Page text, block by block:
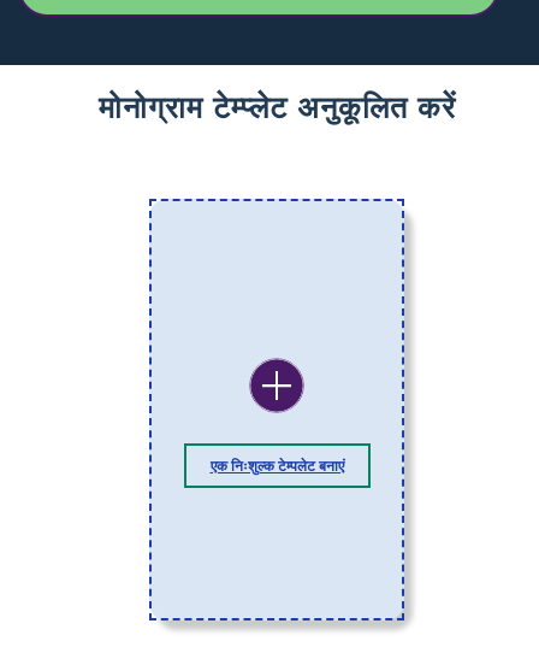
मोनोग्राम टेम्प्लेट अनुकूलित करें
एक निःशुल्क टेम्पलेट बनाएं